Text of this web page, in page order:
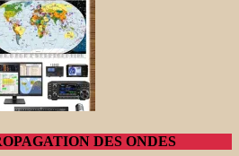
DES ONDES